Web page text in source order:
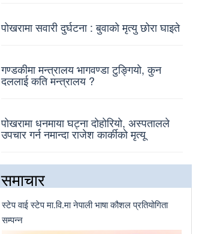
पोखरामा सवारी दुर्घटना : बुवाको मृत्यु छोरा घाइते
गण्डकीमा मन्त्रालय भागवण्डा टुङ्गियो, कुन
दललाई कति मन्त्रालय ?
पोखरामा धनमाया घट्ना दोहोरियो, अस्पतालले
उपचार गर्न नमान्दा राजेश कार्कीको मृत्यू
समाचार
स्टेप वाई स्टेप मा.वि.मा नेपाली भाषा कौशल प्रतियोगिता
सम्पन्न